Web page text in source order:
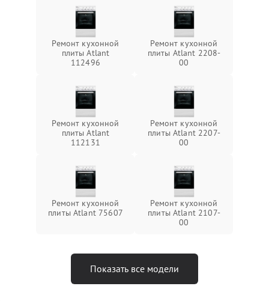
Ремонт кухонной
плиты Atlant
112496
Ремонт кухонной
плиты Atlant 2208-
00
Ремонт кухонной
плиты Atlant
112131
Ремонт кухонной
плиты Atlant 2207-
00
Ремонт кухонной
плиты Atlant 75607
Ремонт кухонной
плиты Atlant 2107-
00
Показать все модели